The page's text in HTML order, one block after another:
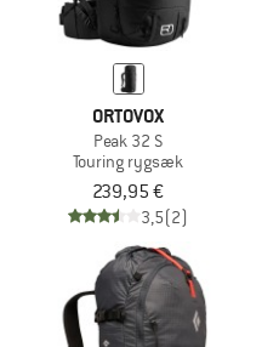
ORTOVOX
Peak 32 S
Touring rygsæk
239,95 €
3,5(2)